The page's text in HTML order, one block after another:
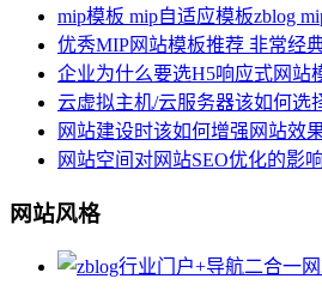
mip模板 mip自适应模板zblog
优秀MIP网站模板推荐 非常经
企业为什么要选H5响应式网站
云虚拟主机/云服务器该如何选
网站建设时该如何增强网站效果
网站空间对网站SEO优化的影响
网站风格